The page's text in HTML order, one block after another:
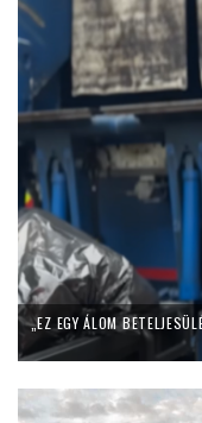
„EZ EGY ÁLOM